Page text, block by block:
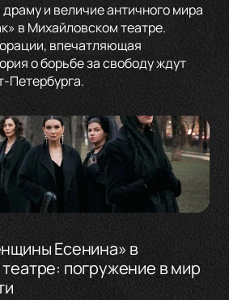
и величие античного мира
в Михайловском театре.
впечатляющая
о борьбе за свободу ждут
Петербурга.
Есенина» в
погружение в мир